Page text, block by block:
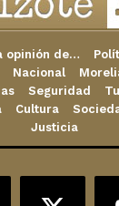
opinión de…
Nacional
Seguridad
Cultura
Justicia